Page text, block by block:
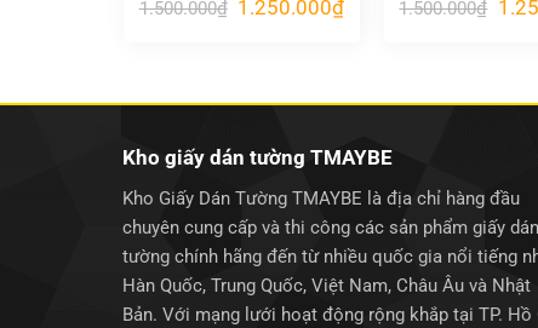
1.500.000₫ Giá
1.250.000₫Giá
1.500.000₫ Giá
Kho giấy dán tường TMAYBE
Kho Giấy Dán Tường TMAYBE là địa chỉ hàng đầu
chuyên cung cấp và thi công các sản phẩm giấy dán
tường chính hãng đến từ nhiều quốc gia nổi tiếng
Hàn Quốc, Trung Quốc, Việt Nam, Châu Âu và Nhật
Bản. Với mạng lưới hoạt động rộng khắp tại TP. Hồ